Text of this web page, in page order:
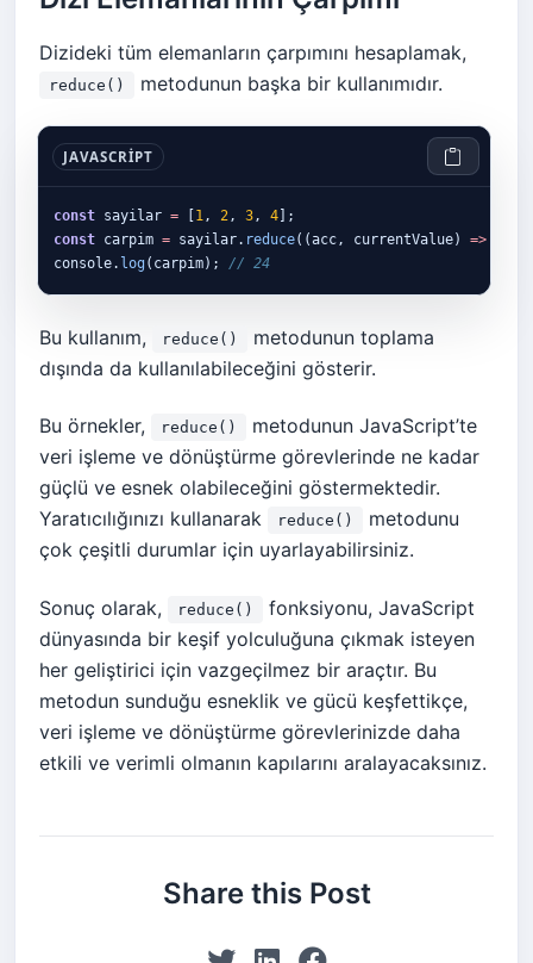
Dizideki tüm elemanların çarpımını hesaplamak,
reduce() metodunun başka bir kullanımıdır.
JAVASCRIPT
const sayilar = [1, 2, 3, 4
const carpim = sayilar. reduce((acc, currentValue) =>
console. log (carpim); // 24
Bu kullanım, reduce()
metodunun toplama
dışında da kullanılabileceğini gösterir.
Bu örnekler, reduce()
metodunun JavaScript’te
veri işleme ve dönüştürme görevlerinde ne kadar
güçlü ve esnek olabileceğini göstermektedir.
Yaratıcılığınızı kullanarak
reduce()
metodunu
çok çeşitli durumlar için uyarlayabilirsiniz.
Sonuç olarak, reduce()
fonksiyonu, JavaScript
dünyasında bir keşif yolculuğuna çıkmak isteyen
her geliştirici için vazgeçilmez bir araçtır. Bu
metodun sunduğu esneklik ve gücü keşfettikçe,
veri işleme ve dönüştürme görevlerinizde daha
etkili ve verimli olmanın kapılarını aralayacaksınız.
Share this Post